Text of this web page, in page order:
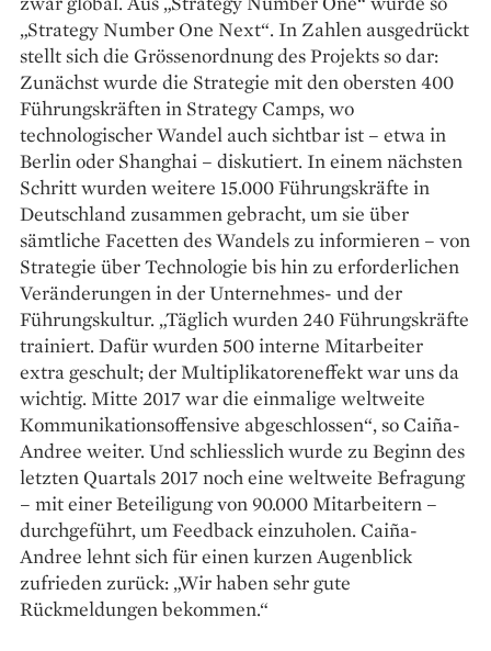
„Strategy Number One Next“. In Zahlen ausgedrückt
stellt sich die Grössenordnung des Projekts so dar:
Zunächst wurde die Strategie mit den obersten 400
Führungskräften in Strategy Camps, wo
technologischer Wandel auch sichtbar ist – etwa in
Berlin oder Shanghai – diskutiert. In einem nächsten
Schritt wurden weitere 15.000 Führungskräfte in
Deutschland zusammen gebracht, um sie über
sämtliche Facetten des Wandels zu informieren – von
Strategie über Technologie bis hin zu erforderlichen
Veränderungen in der Unternehmes- und der
Führungskultur. „Täglich wurden 240 Führungskräfte
trainiert. Dafür wurden 500 interne Mitarbeiter
extra geschult; der Multiplikatoreneffekt war uns da
wichtig. Mitte 2017 war die einmalige weltweite
Kommunikationsoffensive abgeschlossen“, so Caiña-
Andree weiter. Und schliesslich wurde zu Beginn des
letzten Quartals 2017 noch eine weltweite Befragung
– mit einer Beteiligung von 90.000 Mitarbeitern –
durchgeführt, um Feedback einzuholen. Caiña-
Andree lehnt sich für einen kurzen Augenblick
zufrieden zurück: „Wir haben sehr gute
Rückmeldungen bekommen.“